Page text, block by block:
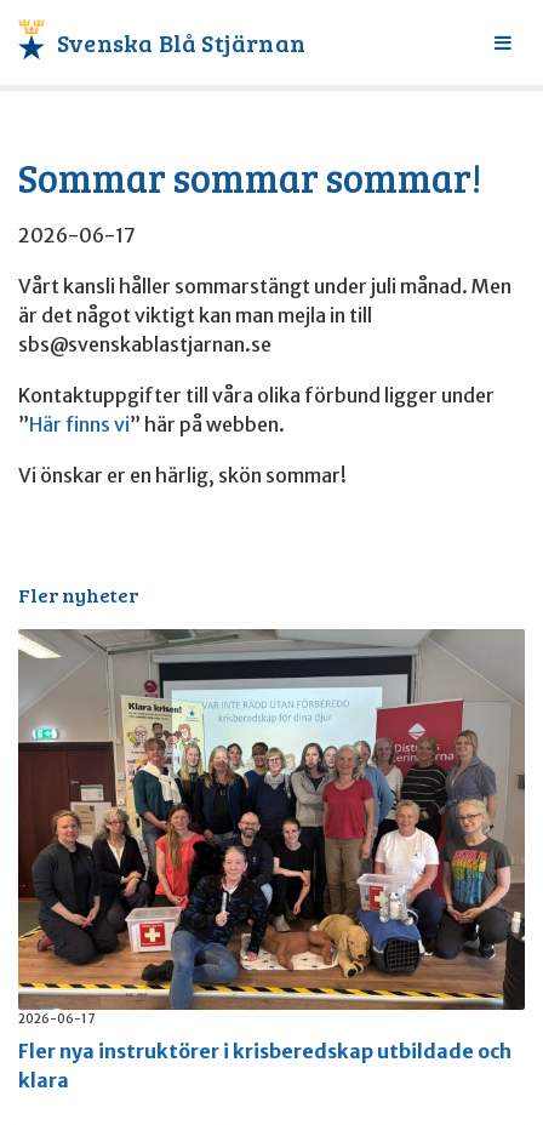
Svenska Blå Stjärnan
Växla
Sommar sommar sommar!
2026-06-17
Vårt kansli håller sommarstängt under juli månad. Men
är det något viktigt kan man mejla in till
sbs@svenskablastjarnan.se
Kontaktuppgifter till våra olika förbund ligger under
”Här finns vi” här på webben.
Vi önskar er en härlig, skön sommar!
Fler nyheter
2026-06-17
Fler nya instruktörer i krisberedskap utbildade och
klara